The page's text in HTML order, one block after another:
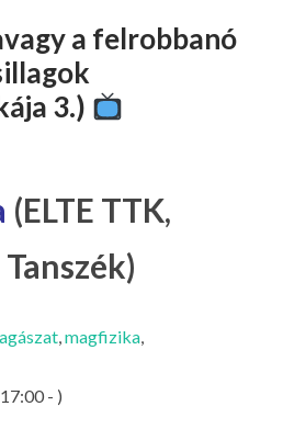
KT
Ó
L
A
IL
LA
G
O
G
Természettudományi
Intézetében
a felrobbanó
3.)
(ELTE TTK,
,magfizika,
- )